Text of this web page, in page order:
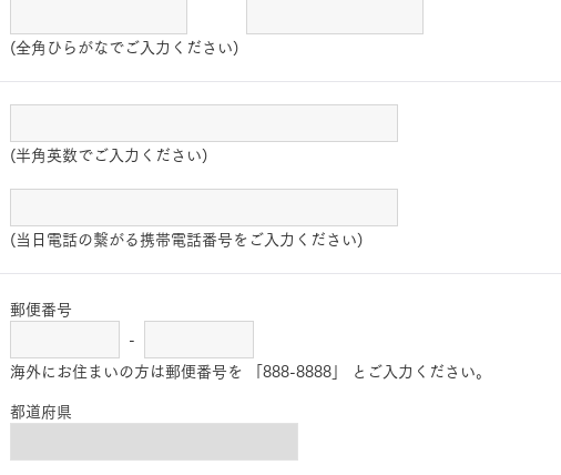
(全角ひらがなでご入力ください)
(半角英数でご入力ください)
(当日電話の繋がる携帯電話番号をご入力ください)
郵便番号
-
海外にお住まいの方は郵便番号を 「888-8888」 とご入力ください。
都道府県